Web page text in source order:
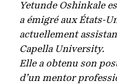
Yetunde Oshinkale
a émigré aux États-
actuellement
Capella University.
Elle a obtenu son
d’un mentor